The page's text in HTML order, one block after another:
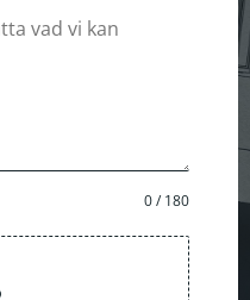
0 / 180